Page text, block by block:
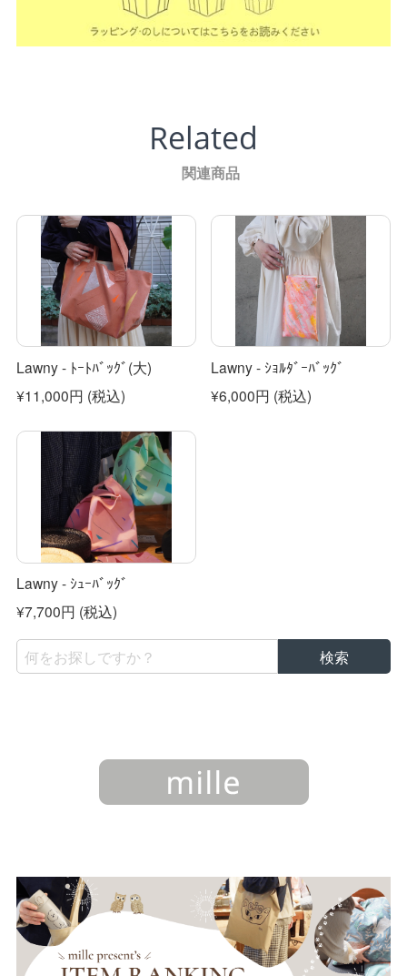
Related
関連商品
Lawny - ﾄｰﾄﾊﾞｯｸﾞ(大)
¥11,000円 (税込)
Lawny - ｼｮﾙﾀﾞｰﾊﾞｯｸﾞ
¥6,000円 (税込)
Lawny - ｼｭｰﾊﾞｯｸﾞ
¥7,700円 (税込)